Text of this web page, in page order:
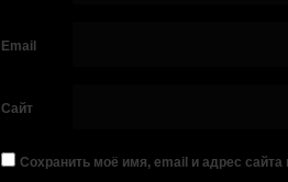
Email
Сайт
Сохранить моё имя, email и адрес